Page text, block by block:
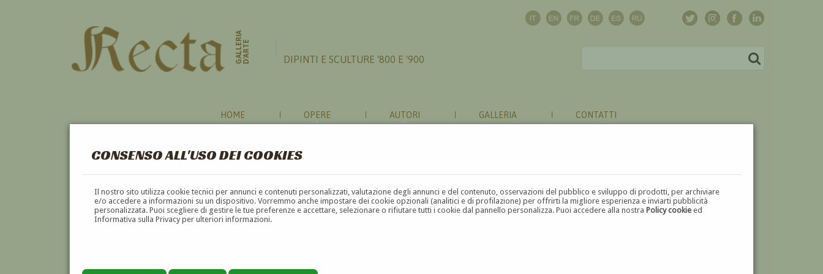
CONSENSO ALL'USO DEI COOKIES
Il nostro sito utilizza cookie tecnici per annunci e contenuti personalizzati, valutazione degli annunci e del contenuto, osservazioni del pubblico e sviluppo di prodotti, per archiviare
e/o accedere a informazioni su un dispositivo. Vorremmo anche impostare dei cookie opzionali (analitici e di profilazione) per offrirti la migliore esperienza e inviarti pubblicità
personalizzata. Puoi scegliere di gestire le tue preferenze e accettare, selezionare o rifiutare tutti i cookie dal pannello personalizza. Puoi accedere alla nostraPolicy cookie ed
Informativa sulla Privacy per ulteriori informazioni.
GALLERIAD'ARTE DIPINTI E SCULTURE '800 E '900
HOME OPERE AUTORI GALLERIA CONTATTI
MANICHINO
A B C D E F G H I J K L M N O P Q R S T U V W X Y Z ⬅